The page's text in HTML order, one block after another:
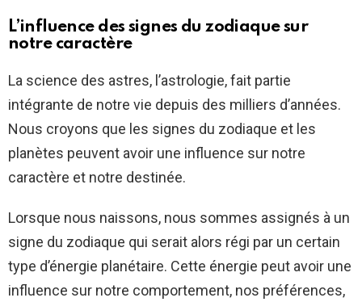
L’influence des signes du zodiaque sur
notre caractère
La science des astres, l’astrologie, fait partie
intégrante de notre vie depuis des milliers d’années.
Nous croyons que les signes du zodiaque et les
planètes peuvent avoir une influence sur notre
caractère et notre destinée.
Lorsque nous naissons, nous sommes assignés à un
signe du zodiaque qui serait alors régi par un certain
type d’énergie planétaire. Cette énergie peut avoir une
influence sur notre comportement, nos préférences,